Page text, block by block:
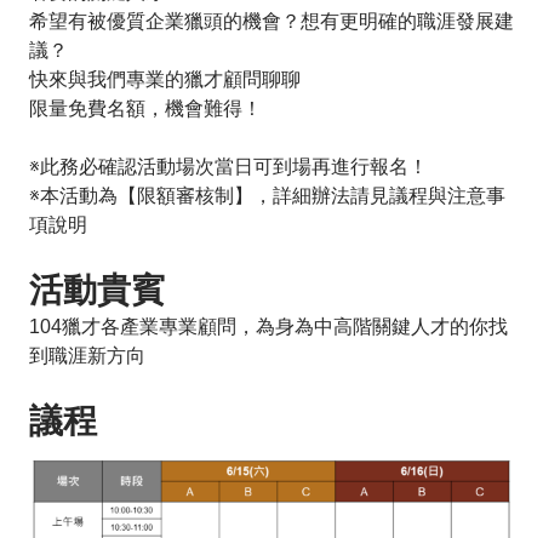
希望有被優質企業獵頭的機會？想有更明確的職涯發展建
議？
快來與我們專業的獵才顧問聊聊
限量免費名額，機會難得！
※此務必確認活動場次當日可到場再進行報名！
※本活動為【限額審核制】，詳細辦法請見議程與注意事
項說明
活動貴賓
104獵才各產業專業顧問，為身為中高階關鍵人才的你找
到職涯新方向
議程